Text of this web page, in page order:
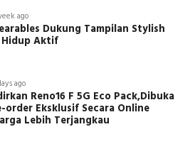
ago
Dukung Tampilan Stylish
Hidup Aktif
ago
Reno16 F 5G Eco Pack,Dibuka
order Eksklusif Secara Online
Lebih Terjangkau